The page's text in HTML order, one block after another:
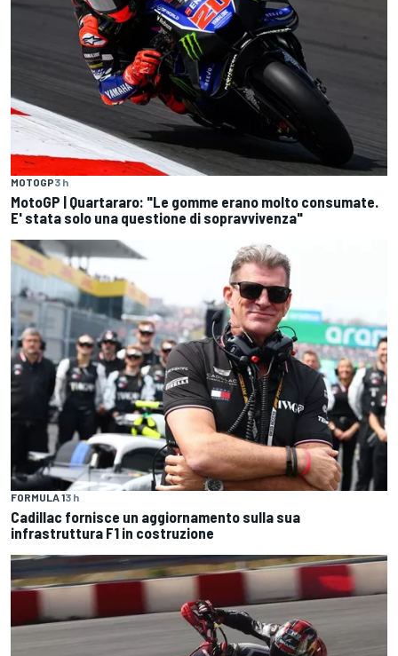
MOTOGP3 h
MotoGP | Quartararo: "Le gomme erano molto consumate.
E' stata solo una questione di sopravvivenza"
FORMULA 13 h
Cadillac fornisce un aggiornamento sulla sua
infrastruttura F1 in costruzione